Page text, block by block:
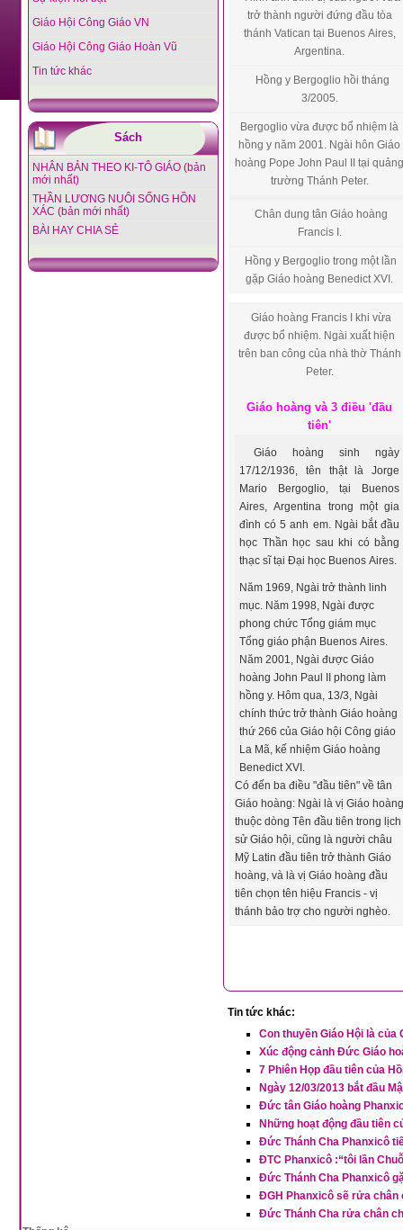
Giáo Hội Công Giáo VN
Giáo Hội Công Giáo Hoàn Vũ
Tin tức khác
Sách
NHÂN BẢN THEO KI-TÔ GIÁO (bản
mới nhất)
THẦN LƯƠNG NUÔI SỐNG HỒN
XÁC (bản mới nhất)
BÀI HAY CHIA SẺ
trở thành người đứng đầu tòa
thánh Vatican tại Buenos Aires,
Argentina.
Hồng y Bergoglio hồi tháng
3/2005.
Bergoglio vừa được bổ nhiệm là
hồng y năm 2001. Ngài hôn Giáo
hoàng Pope John Paul II tại quảng
trường Thánh Peter.
Chân dung tân Giáo hoàng
Francis I.
Hồng y Bergoglio trong một lần
gặp Giáo hoàng Benedict XVI.
Giáo hoàng Francis I khi vừa
được bổ nhiệm. Ngài xuất hiện
trên ban công của nhà thờ Thánh
Peter.
Giáo hoàng và 3 điều 'đầu
tiên'
Giáo hoàng sinh ngày
17/12/1936, tên thật là Jorge
Mario Bergoglio, tại Buenos
Aires, Argentina trong một gia
đình có 5 anh em. Ngài bắt đầu
học Thần học sau khi có bằng
thạc sĩ tại Đại học Buenos Aires.
Năm 1969, Ngài trở thành linh
mục. Năm 1998, Ngài được
phong chức Tổng giám mục
Tổng giáo phận Buenos Aires.
Năm 2001, Ngài được Giáo
hoàng John Paul II phong làm
hồng y. Hôm qua, 13/3, Ngài
chính thức trở thành Giáo hoàng
thứ 266 của Giáo hội Công giáo
La Mã, kế nhiệm Giáo hoàng
Benedict XVI.
Có đến ba điều "đầu tiên" về tân
Giáo hoàng: Ngài là vị Giáo hoàng
thuộc dòng Tên đầu tiên trong lịch
sử Giáo hội, cũng là người châu
Mỹ Latin đầu tiên trở thành Giáo
hoàng, và là vị Giáo hoàng đầu
tiên chọn tên hiệu Francis - vị
thánh bảo trợ cho người nghèo.
Tin tức khác:
Con thuyền Giáo Hội là
Xúc động cảnh Đức Giáo
7 Phiên Họp đầu tiên của
Ngày 12/03/2013 bắt đầu
Đức tân Giáo hoàng
Những hoạt động đầu tiên
Đức Thánh Cha Phanxicô
ĐTC Phanxicô :“tôi lần
Đức Thánh Cha Phanxicô
ĐGH Phanxicô sẽ rửa chân
Đức Thánh Cha rửa chân